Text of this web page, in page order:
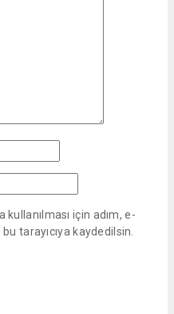
için adım, e-
tarayıcıya kaydedilsin.